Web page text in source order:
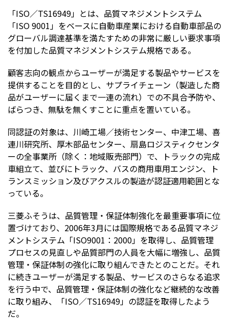
「ISO／TS16949」とは、品質マネジメントシステム
「ISO 9001」をベースに自動車産業における自動車部品の
グローバル調達基準を満たすための非常に厳しい要求事項
を付加した品質マネジメントシステム規格である。
顧客志向の観点からユーザーが満足する製品やサービスを
提供することを目的とし、サプライチェーン（製造した商
品がユーザーに届くまで一連の流れ）での不具合予防や、
ばらつき、無駄を無くすことに重点を置いている。
同認証の対象は、川崎工場／技術センター、中津工場、喜
連川研究所、厚木部品センター、扇島ロジスティクセンタ
ーの全事業所（除く：地域販売部門）で、トラックの完成
車組立て、並びにトラック、バスの商用車用エンジン、ト
ランスミッション及びアクスルの製造が認証適用範囲とな
っている。
三菱ふそうは、品質管理・保証体制強化を最重要事項に位
置づけており、2006年3月には国際規格である品質マネジ
メントシステム「ISO9001：2000」を取得し、品質管理
プロセスの見直しや品質部門の人員を大幅に増強し、品質
管理・保証体制の強化に取り組んできたとのことだ。それ
に続きユーザーが満足する製品、サービスのさらなる追求
を行う中で、品質管理・保証体制の強化など継続的な改善
に取り組み、「ISO／TS16949」の認証を取得したよう
だ。